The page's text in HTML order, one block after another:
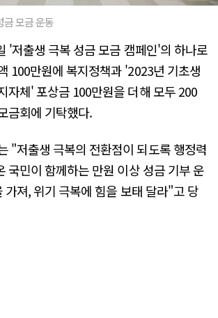
금 모금 운동
'저출생 극복 성금 모금 캠페인'의 하나로
100만원에 복지정책과 '2023년 기초생
자체' 포상금 100만원을 더해 모두 200
금회에 기탁했다.
"저출생 극복의 전환점이 되도록 행정력
국민이 함께하는 만원 이상 성금 기부 운
가져, 위기 극복에 힘을 보태 달라"고 당